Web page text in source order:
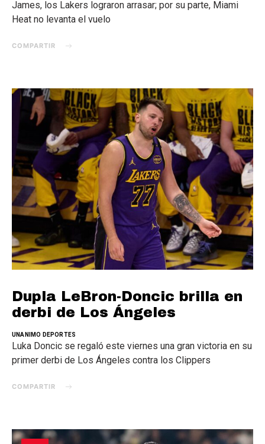
James, los Lakers lograron arrasar; por su parte, Miami
Heat no levanta el vuelo
COMPARTIR
Dupla LeBron-Doncic brilla en
derbi de Los Ángeles
UNANIMO DEPORTES
Luka Doncic se regaló este viernes una gran victoria en su
primer derbi de Los Ángeles contra los Clippers
COMPARTIR